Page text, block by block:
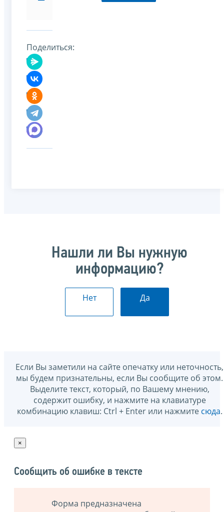
Поделиться:
Нашли ли Вы нужную
информацию?
Нет Да
Если Вы заметили на сайте опечатку или неточность,
мы будем признательны, если Вы сообщите об этом.
Выделите текст, который, по Вашему мнению,
содержит ошибку, и нажмите на клавиатуре
комбинацию клавиш: Ctrl + Enter или нажмите сюда.
×
Сообщить об ошибке в тексте
Форма предназначена